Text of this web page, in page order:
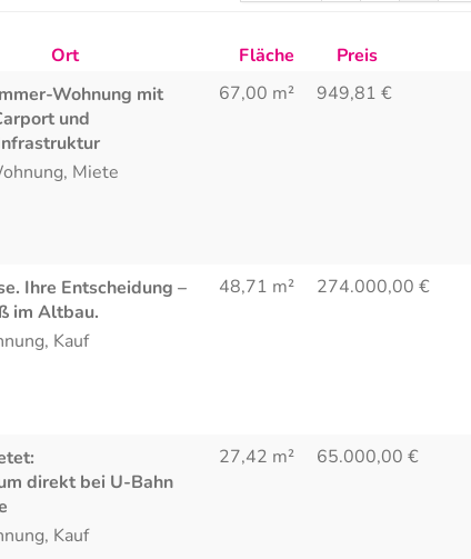
Ort Fläche Preis
Wohnung mit
und
, Miete
67,00 m² 949,81 €
Ihre Entscheidung –
im Altbau.
, Kauf
48,71 m² 274.000,00 €
direkt bei U-Bahn
, Kauf
27,42 m² 65.000,00 €